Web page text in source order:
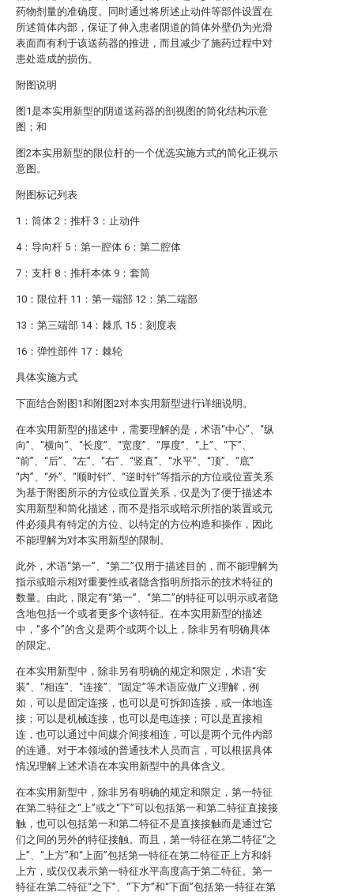
药物剂量的准确度。同时通过将所述止动件等部件设置在
所述筒体内部，保证了伸入患者阴道的筒体外壁仍为光滑
表面而有利于该送药器的推进，而且减少了施药过程中对
患处造成的损伤。
附图说明
图1是本实用新型的阴道送药器的剖视图的简化结构示意
图；和
图2本实用新型的限位杆的一个优选实施方式的简化正视示
意图。
附图标记列表
1：筒体 2：推杆 3：止动件
4：导向杆 5：第一腔体 6：第二腔体
7：支杆 8：推杆本体 9：套筒
10：限位杆 11：第一端部 12：第二端部
13：第三端部 14：棘爪 15：刻度表
16：弹性部件 17：棘轮
具体实施方式
下面结合附图1和附图2对本实用新型进行详细说明。
在本实用新型的描述中，需要理解的是，术语“中心”、“纵
向”、“横向”、“长度”、“宽度”、“厚度”、“上”、“下”、
“前”、“后”、“左”、“右”、“竖直”、“水平”、“顶”、“底”
“内”、“外”、“顺时针”、“逆时针”等指示的方位或位置关系
为基于附图所示的方位或位置关系，仅是为了便于描述本
实用新型和简化描述，而不是指示或暗示所指的装置或元
件必须具有特定的方位、以特定的方位构造和操作，因此
不能理解为对本实用新型的限制。
此外，术语“第一”、“第二”仅用于描述目的，而不能理解为
指示或暗示相对重要性或者隐含指明所指示的技术特征的
数量。由此，限定有“第一”、“第二”的特征可以明示或者隐
含地包括一个或者更多个该特征。在本实用新型的描述
中，“多个”的含义是两个或两个以上，除非另有明确具体
的限定。
在本实用新型中，除非另有明确的规定和限定，术语“安
装”、“相连”、“连接”、“固定”等术语应做广义理解，例
如，可以是固定连接，也可以是可拆卸连接，或一体地连
接；可以是机械连接，也可以是电连接；可以是直接相
连，也可以通过中间媒介间接相连，可以是两个元件内部
的连通。对于本领域的普通技术人员而言，可以根据具体
情况理解上述术语在本实用新型中的具体含义。
在本实用新型中，除非另有明确的规定和限定，第一特征
在第二特征之“上”或之“下”可以包括第一和第二特征直接接
触，也可以包括第一和第二特征不是直接接触而是通过它
们之间的另外的特征接触。而且，第一特征在第二特征“之
上”、“上方”和“上面”包括第一特征在第二特征正上方和斜
上方，或仅仅表示第一特征水平高度高于第二特征。第一
特征在第二特征“之下”、“下方”和“下面”包括第一特征在第